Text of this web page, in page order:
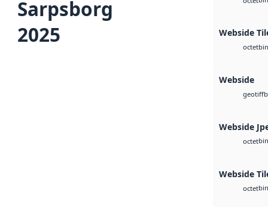
Sarpsborg
2025
Webside
octetbin
Webside
geotiff
Webside
octetbin
Webside
octetbin